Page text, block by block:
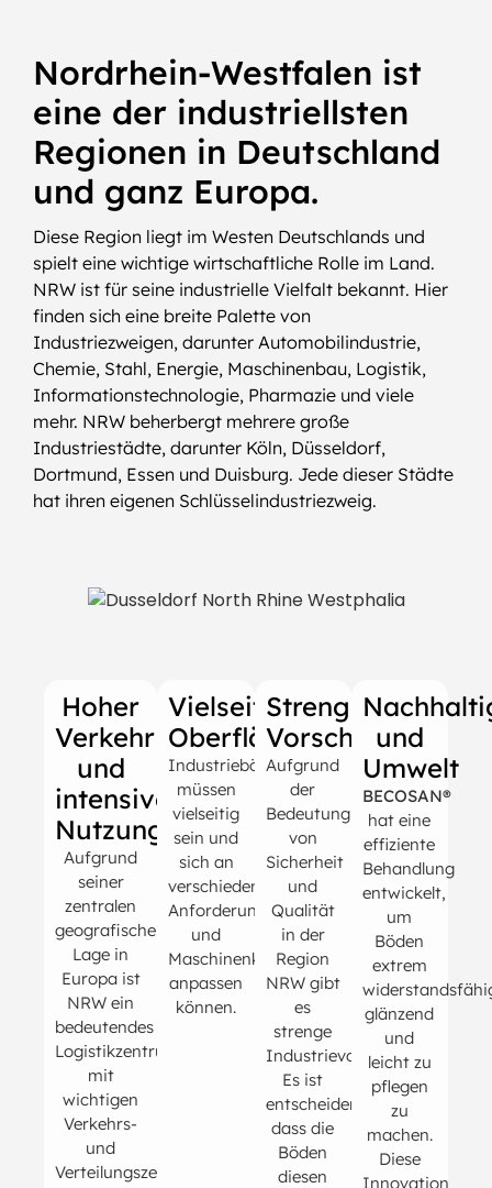
Nordrhein-Westfalen ist
eine der industriellsten
Regionen in Deutschland
und ganz Europa.
Diese Region liegt im Westen Deutschlands und
spielt eine wichtige wirtschaftliche Rolle im Land.
NRW ist für seine industrielle Vielfalt bekannt. Hier
finden sich eine breite Palette von
Industriezweigen, darunter Automobilindustrie,
Chemie, Stahl, Energie, Maschinenbau, Logistik,
Informationstechnologie, Pharmazie und viele
mehr. NRW beherbergt mehrere große
Industriestädte, darunter Köln, Düsseldorf,
Dortmund, Essen und Duisburg. Jede dieser Städte
hat ihren eigenen Schlüsselindustriezweig.
Hoher
Verkehr
und
intensive
Nutzung
Aufgrund
seiner
zentralen
geografischen
Lage in
Europa ist
NRW ein
bedeutendes
Logistikzentrum
mit
wichtigen
Verkehrs-
und
Verteilungszentren.
Vielseitige
Oberflächen
Industrieböden
müssen
vielseitig
sein und
sich an
verschiedene
Anforderungen
und
Maschinenkonfigurationen
anpassen
können.
Strenge
Vorschriften
Aufgrund
der
Bedeutung
von
Sicherheit
und
Qualität
in der
Region
NRW gibt
es
strenge
Industrievorschriften.
Es ist
entscheidend,
dass die
Böden
diesen
und
Umwelt
BECOSAN®
hat eine
effiziente
Behandlung
entwickelt,
um
Böden
extrem
glänzend
und
leicht zu
pflegen
zu
machen.
Diese
Innovation